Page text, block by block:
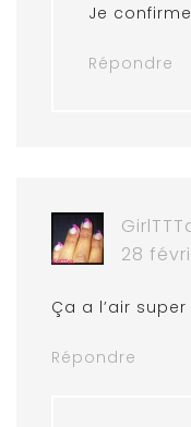
Je
Répondre
28
Ça a l’air
Répondre